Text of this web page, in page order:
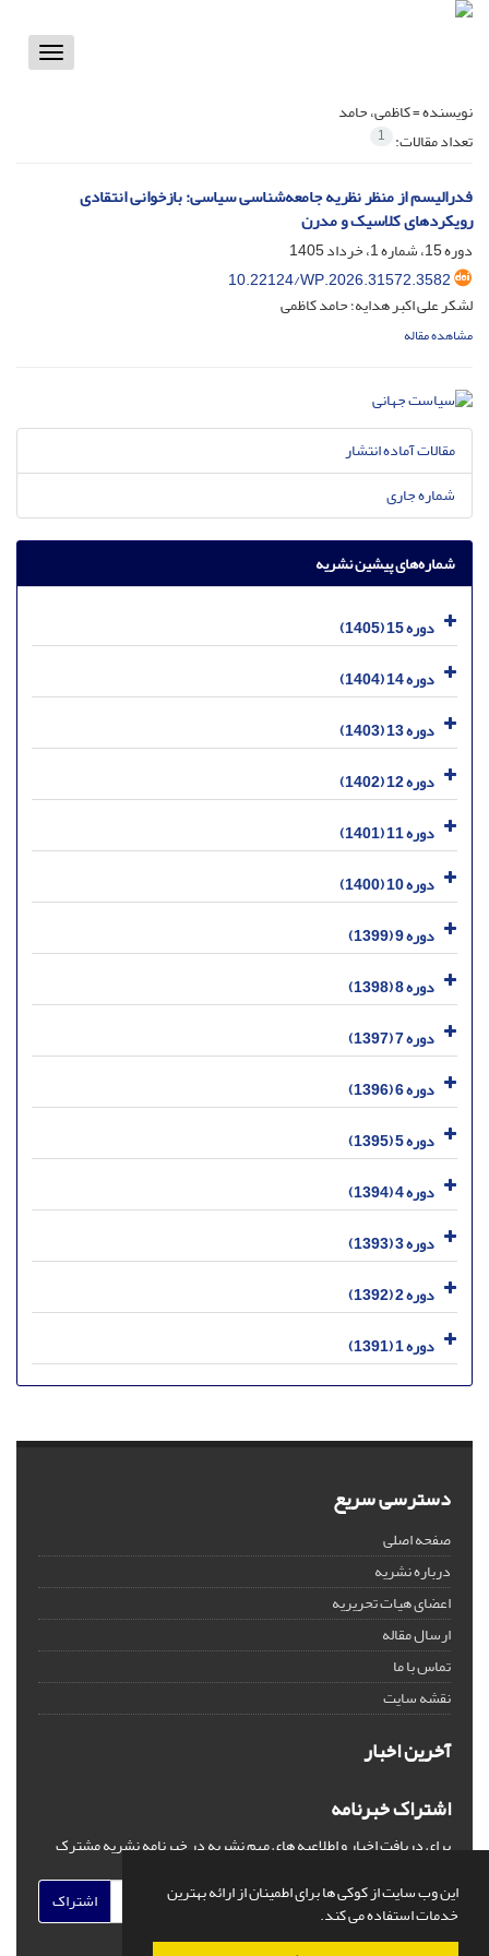
این وب سایت از کوکی ها برای اطمینان از ارائه بهترین
خدمات استفاده می کند.
Toggle
نویسنده =کاظمی، حامد
تعداد مقالات: 1
فدرالیسم از منظر نظریه جامعه‌شناسی سیاسی: بازخوانی انتقادی
رویکردهای کلاسیک و مدرن
دوره 15، شماره 1، خرداد 1405
10.22124/WP.2026.31572.3582
لشکر علی اکبر هدایه؛ حامد کاظمی
مشاهده مقاله
مقالات آماده انتشار
شماره جاری
شماره‌های پیشین نشریه
دوره 15 (1405)
دوره 14 (1404)
دوره 13 (1403)
دوره 12 (1402)
دوره 11 (1401)
دوره 10 (1400)
دوره 9 (1399)
دوره 8 (1398)
دوره 7 (1397)
دوره 6 (1396)
دوره 5 (1395)
دوره 4 (1394)
دوره 3 (1393)
دوره 2 (1392)
دوره 1 (1391)
دسترسی سریع
صفحه اصلی
درباره نشریه
اعضای هیات تحریریه
ارسال مقاله
تماس با ما
نقشه سایت
آخرین اخبار
اشتراک خبرنامه
برای دریافت اخبار و اطلاعیه های مهم نشریه در خبرنامه نشریه مشترک
اشتراک